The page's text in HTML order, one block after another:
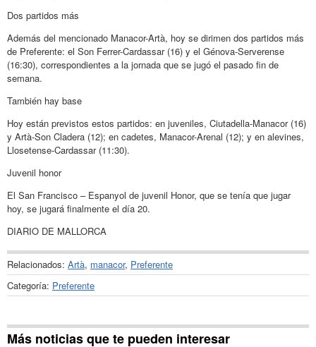
Dos partidos más
Además del mencionado Manacor-Artà, hoy se dirimen dos partidos más
de Preferente: el Son Ferrer-Cardassar (16) y el Génova-Serverense
(16:30), correspondientes a la jornada que se jugó el pasado fin de
semana.
También hay base
Hoy están previstos estos partidos: en juveniles, Ciutadella-Manacor (16)
y Artà-Son Cladera (12); en cadetes, Manacor-Arenal (12); y en alevines,
Llosetense-Cardassar (11:30).
Juvenil honor
El San Francisco – Espanyol de juvenil Honor, que se tenía que jugar
hoy, se jugará finalmente el día 20.
DIARIO DE MALLORCA
Relacionados: Artà, manacor, Preferente
Categoría: Preferente
Más noticias que te pueden interesar